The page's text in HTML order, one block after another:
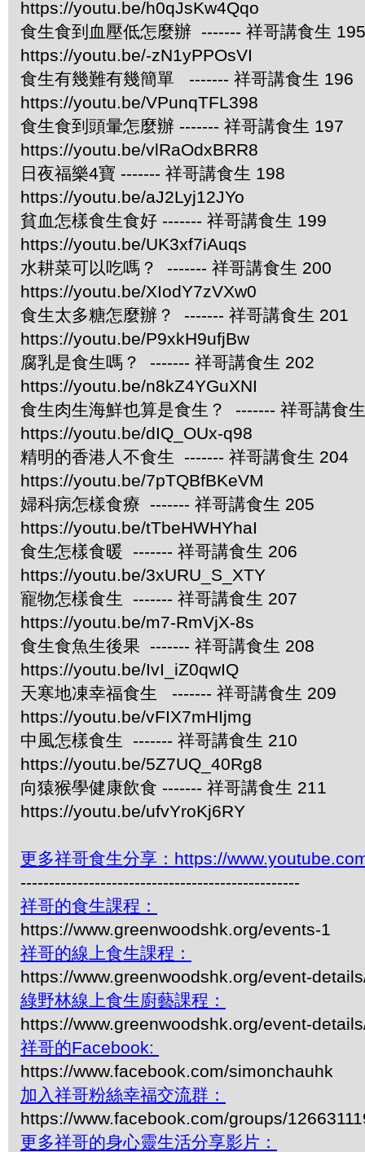
https://youtu.be/h0qJsKw4Qqo
食生食到血壓低怎麼辦 ------- 祥哥講食生 195
https://youtu.be/-zN1yPPOsVI
食生有幾難有幾簡單 ------- 祥哥講食生 196
https://youtu.be/VPunqTFL398
食生食到頭暈怎麼辦 ------- 祥哥講食生 197
https://youtu.be/vlRaOdxBRR8
日夜福樂4寶 ------- 祥哥講食生 198
https://youtu.be/aJ2Lyj12JYo
貧血怎樣食生食好 ------- 祥哥講食生 199
https://youtu.be/UK3xf7iAuqs
水耕菜可以吃嗎？ ------- 祥哥講食生 200
https://youtu.be/XIodY7zVXw0
食生太多糖怎麼辦？ ------- 祥哥講食生 201
https://youtu.be/P9xkH9ufjBw
腐乳是食生嗎？ ------- 祥哥講食生 202
https://youtu.be/n8kZ4YGuXNI
食生肉生海鮮也算是食生？ ------- 祥哥講食
https://youtu.be/dIQ_OUx-q98
精明的香港人不食生 ------- 祥哥講食生 204
https://youtu.be/7pTQBfBKeVM
婦科病怎樣食療 ------- 祥哥講食生 205
https://youtu.be/tTbeHWHYhaI
食生怎樣食暖 ------- 祥哥講食生 206
https://youtu.be/3xURU_S_XTY
寵物怎樣食生 ------- 祥哥講食生 207
https://youtu.be/m7-RmVjX-8s
食生食魚生後果 ------- 祥哥講食生 208
https://youtu.be/IvI_iZ0qwIQ
天寒地凍幸福食生 ------- 祥哥講食生 209
https://youtu.be/vFIX7mHIjmg
中風怎樣食生 ------- 祥哥講食生 210
https://youtu.be/5Z7UQ_40Rg8
向猿猴學健康飲食 ------- 祥哥講食生 211
https://youtu.be/ufvYroKj6RY
更多祥哥食生分享：https://
-------------------------------------------------
祥哥的食生課程：
https://www.greenwoodshk.org/events-1
祥哥的線上食生課程：
https://www.greenwoodshk.org/event-
綠野林線上食生廚藝課程：
https://www.greenwoodshk.org/event-
祥哥的Facebook:
https://www.facebook.com/simonchauhk
加入祥哥粉絲幸福交流群：
https://www.facebook.com/groups/
更多祥哥的身心靈生活分享影片：